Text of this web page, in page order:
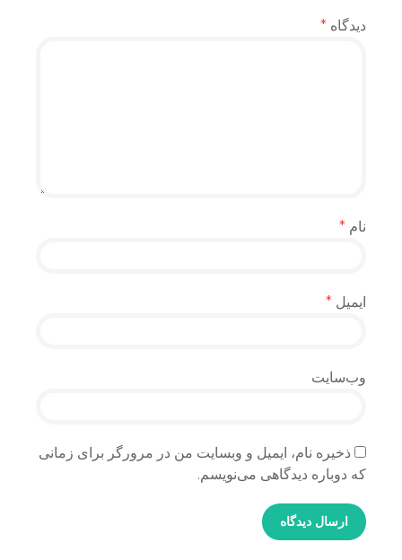
دیدگاه *
نام *
ایمیل *
وب‌سایت
ذخیره نام، ایمیل و وبسایت من در مرورگر برای زمانی
که دوباره دیدگاهی می‌نویسم.